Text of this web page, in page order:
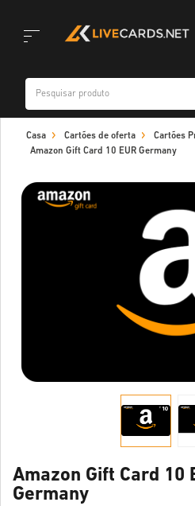
navigation
Casa Cartões de oferta Cartões
Amazon Gift Card 10 EUR Germany
Amazon Gift Card 10
Germany